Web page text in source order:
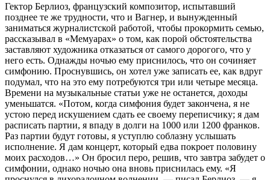
Гектор Берлиоз, французский композитор, испытавший
позднее те же трудности, что и Вагнер, и вынужденный
заниматься журналистской работой, чтобы прокормить семью,
рассказывал в «Мемуарах» о том, как порой обстоятельства
заставляют художника отказаться от самого дорогого, что у
него есть. Однажды ночью ему приснилось, что он сочиняет
симфонию. Проснувшись, он хотел уже записать ее, как вдруг
подумал, что на это ему потребуются три или четыре месяца.
Времени на музыкальные статьи уже не останется, доходы
уменьшатся. «Потом, когда симфония будет закончена, я не
устою перед искушением сдать ее своему переписчику; я дам
расписать партии, я впаду в долги на 1000 или 1200 франков.
Раз партии будут готовы, я уступлю соблазну услышать
исполнение. Я дам концерт, который едва покроет половину
моих расходов…» Он бросил перо, решив, что завтра забудет о
симфонии, однако ночью она вновь приснилась ему. «Я